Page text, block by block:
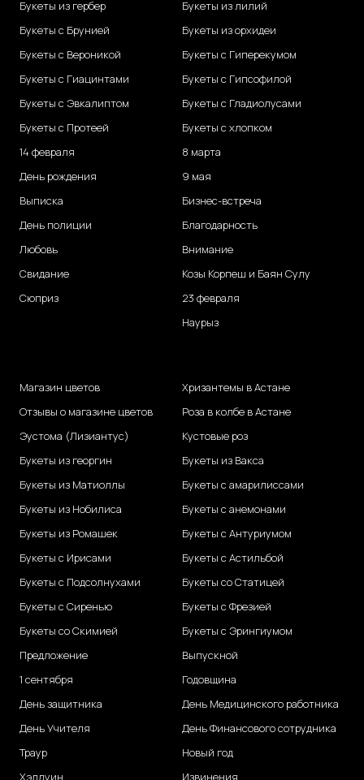
Букеты из гербер
Букеты с Брунией
Букеты с Вероникой
Букеты с Гиацинтами
Букеты с Эвкалиптом
Букеты с Протеей
14 февраля
День рождения
Выписка
День полиции
Любовь
Свидание
Сюприз
Букеты из лилий
Букеты из орхидеи
Букеты с Гиперекумом
Букеты с Гипсофилой
Букеты с Гладиолусами
Букеты с хлопком
8 марта
9 мая
Бизнес-встреча
Благодарность
Внимание
Козы Корпеш и Баян Сулу
23 февраля
Наурыз
Магазин цветов
Отзывы о магазине цветов
Эустома (Лизиантус)
Букеты из георгин
Букеты из Матиоллы
Букеты из Нобилиса
Букеты из Ромашек
Букеты с Ирисами
Букеты с Подсолнухами
Букеты с Сиренью
Букеты со Скимией
Предложение
1 сентября
День защитника
День Учителя
Траур
Хэллуин
Хризантемы в Астане
Роза в колбе в Астане
Кустовые роз
Букеты из Вакса
Букеты с амарилиссами
Букеты с анемонами
Букеты с Антуриумом
Букеты с Астильбой
Букеты со Статицей
Букеты с Фрезией
Букеты с Эрингиумом
Выпускной
Годовщина
День Медицинского работника
День Финансового сотрудника
Новый год
Извинения